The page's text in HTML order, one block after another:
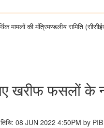
मामलों की मंत्रिमण्‍डलीय समिति
खरीफ फसलों के
तिथि: 08 JUN 2022 4:50PM by